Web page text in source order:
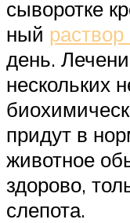
сыворотке
ный
день.
нескольких
придут в
животное
здорово,
слепота.